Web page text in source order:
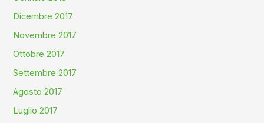
Dicembre 2017
Novembre 2017
Ottobre 2017
Settembre 2017
Agosto 2017
Luglio 2017